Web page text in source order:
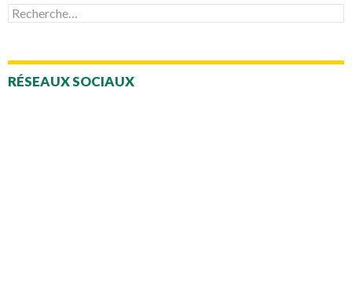
Rechercher :
RÉSEAUX SOCIAUX